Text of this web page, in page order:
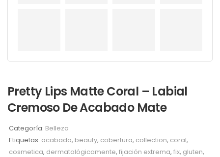
Pretty Lips Matte Coral – Labial
Cremoso De Acabado Mate
Categoría: Belleza
Etiquetas: acabado, beauty, cobertura, collection, coral,
cosmetica, dermatológicamente, fijación extrema, fix, gluten,